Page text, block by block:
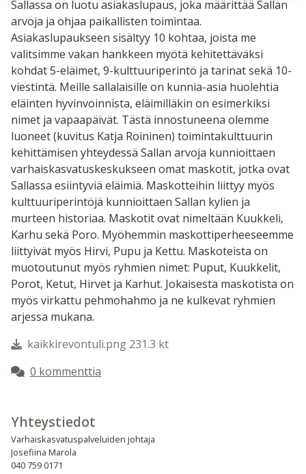
Sallassa on luotu asiakaslupaus, joka määrittää Sallan
arvoja ja ohjaa paikallisten toimintaa.
Asiakaslupaukseen sisältyy 10 kohtaa, joista me
valitsimme vakan hankkeen myötä kehitettäväksi
kohdat 5-eläimet, 9-kulttuuriperintö ja tarinat sekä 10-
viestintä. Meille sallalaisille on kunnia-asia huolehtia
eläinten hyvinvoinnista, eläimilläkin on esimerkiksi
nimet ja vapaapäivät. Tästä innostuneena olemme
luoneet (kuvitus Katja Roininen) toimintakulttuurin
kehittämisen yhteydessä Sallan arvoja kunnioittaen
varhaiskasvatuskeskukseen omat maskotit, jotka ovat
Sallassa esiintyviä eläimiä. Maskotteihin liittyy myös
kulttuuriperintöjä kunnioittaen Sallan kylien ja
murteen historiaa. Maskotit ovat nimeltään Kuukkeli,
Karhu sekä Poro. Myöhemmin maskottiperheeseemme
liittyivät myös Hirvi, Pupu ja Kettu. Maskoteista on
muotoutunut myös ryhmien nimet: Puput, Kuukkelit,
Porot, Ketut, Hirvet ja Karhut. Jokaisesta maskotista on
myös virkattu pehmohahmo ja ne kulkevat ryhmien
arjessa mukana.
kaikkirevontuli.png 231.3 kt
0 kommenttia
Yhteystiedot
Varhaiskasvatuspalveluiden johtaja
Josefiina Marola
040 759 0171